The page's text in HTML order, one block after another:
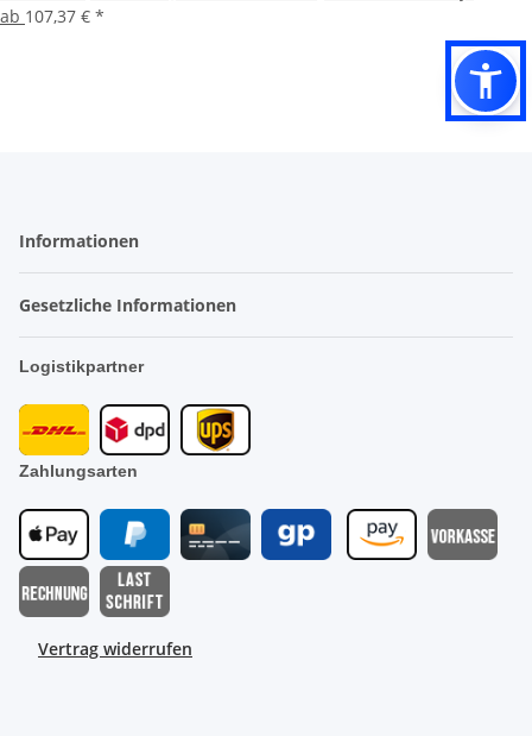
ab 107,37 € *
Informationen
Gesetzliche Informationen
Logistikpartner
Zahlungsarten
Vertrag widerrufen